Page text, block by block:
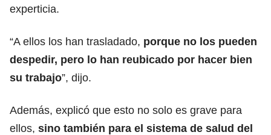
experticia.
“A ellos los han trasladado, porque no los pueden
despedir, pero lo han reubicado por hacer bien
su trabajo”, dijo.
Además, explicó que esto no solo es grave para
ellos, sino también para el sistema de salud del